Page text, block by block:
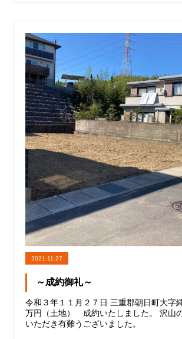
2021-11-27
～成約御礼～
令和３年１１月２７日 三重郡朝日町大字
万円（土地） 成約いたしました。 沢山
いただき有難うございました。